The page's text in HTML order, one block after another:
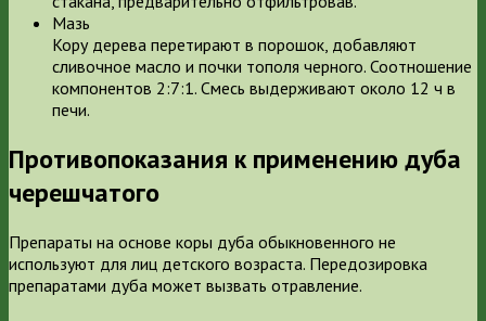
Мазь
Кору дерева перетирают в порошок, добавляют
сливочное масло и почки тополя черного. Соотношение
компонентов 2:7:1. Смесь выдерживают около 12 ч в
печи.
Противопоказания к применению дуба
черешчатого
Препараты на основе коры дуба обыкновенного не
используют для лиц детского возраста. Передозировка
препаратами дуба может вызвать отравление.